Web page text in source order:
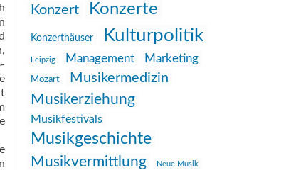
Konzert Konzerte
Konzerthäuser Kulturpolitik
Leipzig Management Marketing
Mozart Musikermedizin
Musikerziehung
Musikfestivals
Musikgeschichte
Musikvermittlung Neue Musik